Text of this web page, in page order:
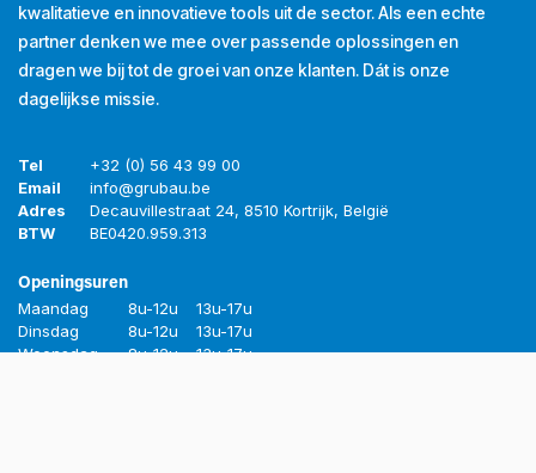
kwalitatieve en innovatieve tools uit de sector. Als een echte
partner denken we mee over passende oplossingen en
dragen we bij tot de groei van onze klanten. Dát is onze
dagelijkse missie.
Tel
+32 (0) 56 43 99 00
Email
info@grubau.be
Adres
Decauvillestraat 24, 8510 Kortrijk, België
BTW
BE0420.959.313
Openingsuren
Maandag 8u-12u
13u-17u
Dinsdag
8u-12u
13u-17u
Woensdag
8u-12u
13u-17u